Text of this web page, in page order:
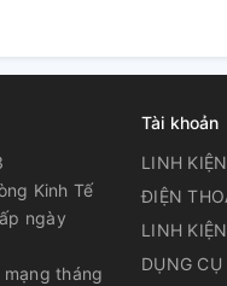
Kinh Tế
ngày
tháng
Tài khoản
LINH
ĐIỆN
LINH
DỤNG